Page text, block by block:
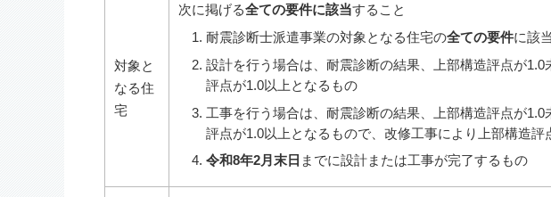
対象と
なる住
宅
次に掲げる全ての要件に該当すること
耐震診断士派遣事業の対象となる住宅の全ての要件に該
設計を行う場合は、耐震診断の結果、上部構造評点が
評点が1.0以上となるもの
工事を行う場合は、耐震診断の結果、上部構造評点が
評点が1.0以上となるもので、改修工事により上部構造評
令和8年2月末日 までに設計または工事が完了するもの